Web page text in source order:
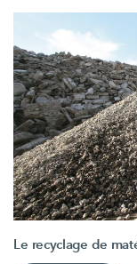
Le recyclage de